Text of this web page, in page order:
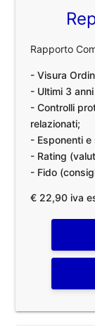
Rapporto
- Visura
- Ultimi 3
- Controlli
relazionati;
- Esponenti e
- Rating
- Fido
€ 22,90 iva